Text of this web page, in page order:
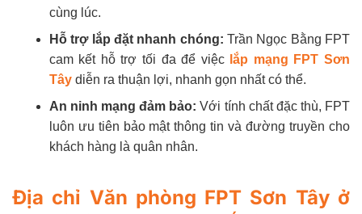
cùng lúc.
Hỗ trợ lắp đặt nhanh chóng: Trần Ngọc Bằng FPT
cam kết hỗ trợ tối đa để việc lắp mạng FPT Sơn
Tâydiễn ra thuận lợi, nhanh gọn nhất có thể.
An ninh mạng đảm bảo: Với tính chất đặc thù, FPT
luôn ưu tiên bảo mật thông tin và đường truyền cho
khách hàng là quân nhân.
Địa chỉ Văn phòng FPT Sơn Tây ở